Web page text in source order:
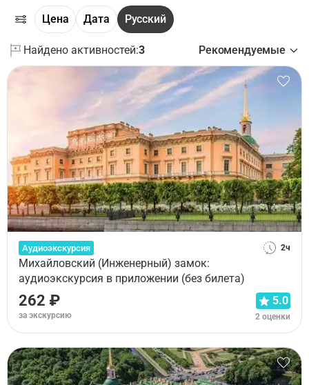
Цена Дата Русский
Найдено активностей:3 Рекомендуемые
Аудиоэкскурсия 2ч
Михайловский (Инженерный) замок:
аудиоэкскурсия в приложении (без билета)
262 ₽
за экскурсию
5.0
2 оценки